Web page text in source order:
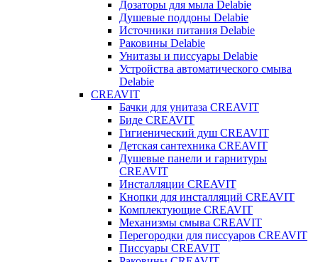
Дозаторы для мыла Delabie
Душевые поддоны Delabie
Источники питания Delabie
Раковины Delabie
Унитазы и писсуары Delabie
Устройства автоматического смыва
Delabie
CREAVIT
Бачки для унитаза CREAVIT
Биде CREAVIT
Гигиенический душ CREAVIT
Детская сантехника CREAVIT
Душевые панели и гарнитуры
CREAVIT
Инсталляции CREAVIT
Кнопки для инсталляций CREAVIT
Комплектующие CREAVIT
Механизмы смыва CREAVIT
Перегородки для писсуаров CREAVIT
Писсуары CREAVIT